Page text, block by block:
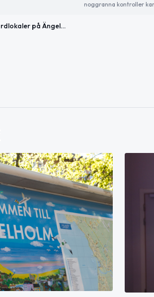
noggranna kontroller
Tomma vårdlokaler på Ängelholms sjukhus kritiseras som slöseri